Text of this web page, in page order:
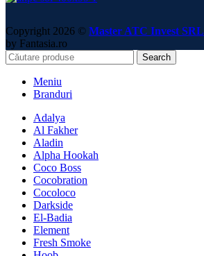
Copyright 2026 © Master ATC Invest SRL
by Fantasia.ro
Search
Meniu
Branduri
Adalya
Al Fakher
Aladin
Alpha Hookah
Coco Boss
Cocobration
Cocoloco
Darkside
El-Badia
Element
Fresh Smoke